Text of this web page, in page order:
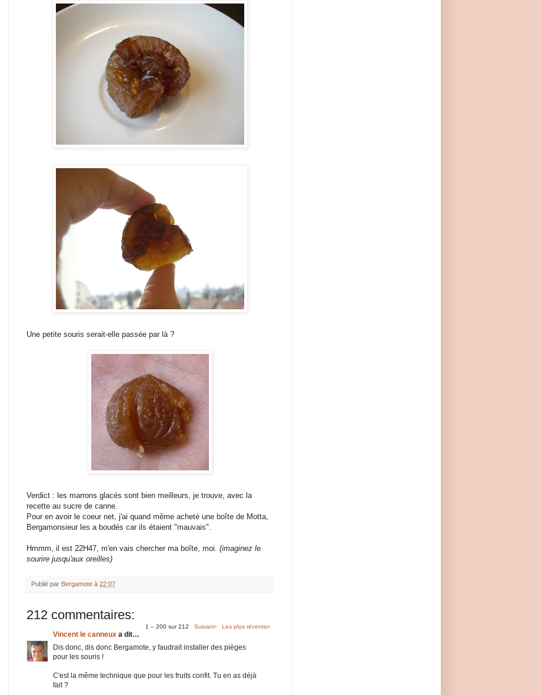
Une petite souris serait-elle passée par là ?
Verdict : les marrons glacés sont bien meilleurs, je trouve, avec la
recette au sucre de canne.
Pour en avoir le coeur net, j'ai quand même acheté une boîte de Motta,
Bergamonsieur les a boudés car ils étaient "mauvais".
Hmmm, il est 22H47, m'en vais chercher ma boîte, moi. (imaginez le
sourire jusqu'aux oreilles)
Publié par Bergamote à 22:07
212 commentaires:
1 – 200 sur 212 Suivant› Les plus récents»
Vincent le canneux a dit…
Dis donc, dis donc Bergamote, y faudrait installer des pièges
pour les souris !
C'est la même technique que pour les fruits confit. Tu en as déjà
fait ?